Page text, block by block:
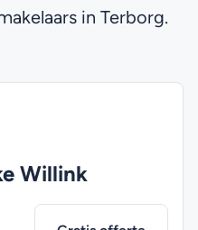
in Terborg.
Willink